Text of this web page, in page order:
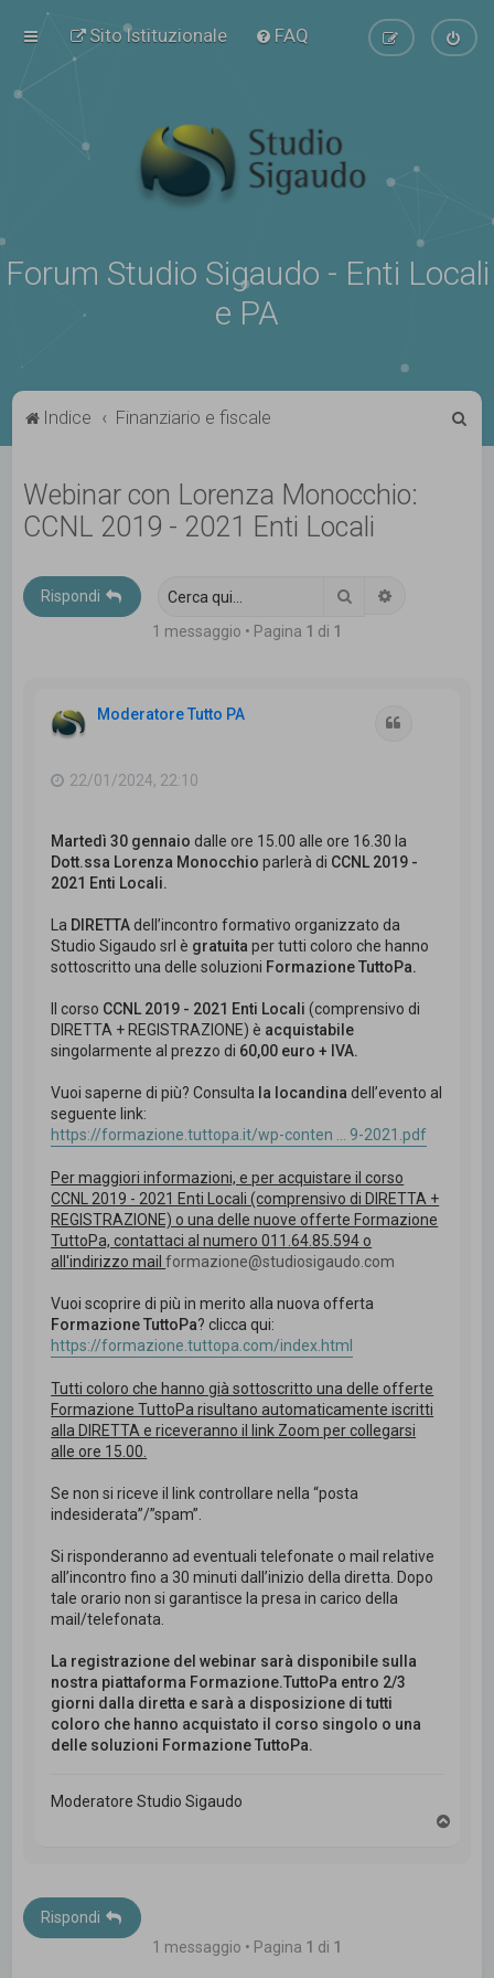
Sito Istituzionale FAQ
Forum Studio Sigaudo - Enti Locali
e PA
Indice Finanziario e fiscale
Webinar con Lorenza Monocchio:
CCNL 2019 - 2021 Enti Locali
Rispondi Cerca
1 messaggio • Pagina 1 di 1
Moderatore Tutto PA
22/01/2024, 22:10
Martedì 30 gennaio dalle ore 15.00 alle ore 16.30 la
Dott.ssa Lorenza Monocchio parlerà di CCNL 2019 -
2021 Enti Locali.
La DIRETTA dell’incontro formativo organizzato da
Studio Sigaudo srl è gratuita per tutti coloro che hanno
sottoscritto una delle soluzioni Formazione TuttoPa.
Il corso CCNL 2019 - 2021 Enti Locali(comprensivo di
DIRETTA + REGISTRAZIONE) è acquistabile
singolarmente al prezzo di 60,00 euro + IVA.
Vuoi saperne di più? Consulta la locandina dell’evento al
seguente link:
https://formazione.tuttopa.it/wp-conten ... 9-2021.pdf
Per maggiori informazioni, e per acquistare il corso
CCNL 2019 - 2021 Enti Locali (comprensivo di DIRETTA +
REGISTRAZIONE) o una delle nuove offerte Formazione
TuttoPa, contattaci al numero 011.64.85.594 o
all'indirizzo mailformazione@studiosigaudo.com
Vuoi scoprire di più in merito alla nuova offerta
Formazione TuttoPa? clicca qui:
https://formazione.tuttopa.com/index.html
Tutti coloro che hanno già sottoscritto una delle offerte
Formazione TuttoPa risultano automaticamente iscritti
alla DIRETTA e riceveranno il link Zoom per collegarsi
alle ore 15.00.
Se non si riceve il link controllare nella “posta
indesiderata”/”spam”.
Si risponderanno ad eventuali telefonate o mail relative
all’incontro fino a 30 minuti dall’inizio della diretta. Dopo
tale orario non si garantisce la presa in carico della
mail/telefonata.
La registrazione del webinar sarà disponibile sulla
nostra piattaforma Formazione.TuttoPa entro 2/3
giorni dalla diretta e sarà a disposizione di tutti
coloro che hanno acquistato il corso singolo o una
delle soluzioni Formazione TuttoPa.
Moderatore Studio Sigaudo
Rispondi
1 messaggio • Pagina 1 di 1